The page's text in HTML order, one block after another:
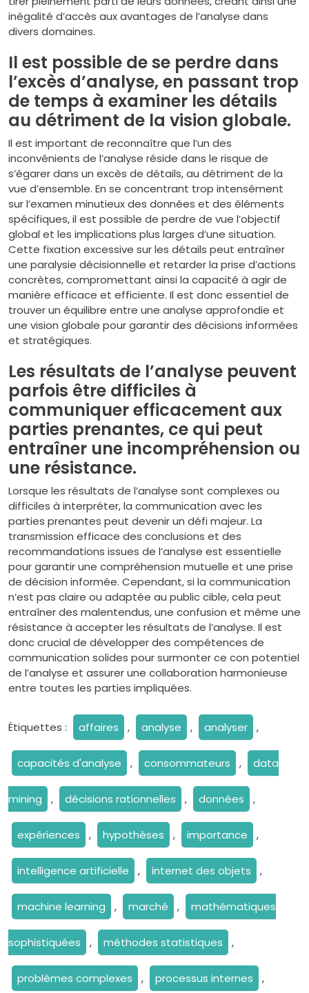
inégalité d’accès aux avantages de l’analyse dans
divers domaines.
Il est possible de se perdre dans
l’excès d’analyse, en passant trop
de temps à examiner les détails
au détriment de la vision globale.
Il est important de reconnaître que l’un des
inconvénients de l’analyse réside dans le risque de
s’égarer dans un excès de détails, au détriment de la
vue d’ensemble. En se concentrant trop intensément
sur l’examen minutieux des données et des éléments
spécifiques, il est possible de perdre de vue l’objectif
global et les implications plus larges d’une situation.
Cette fixation excessive sur les détails peut entraîner
une paralysie décisionnelle et retarder la prise d’actions
concrètes, compromettant ainsi la capacité à agir de
manière efficace et efficiente. Il est donc essentiel de
trouver un équilibre entre une analyse approfondie et
une vision globale pour garantir des décisions informées
et stratégiques.
Les résultats de l’analyse peuvent
parfois être difficiles à
communiquer efficacement aux
parties prenantes, ce qui peut
entraîner une incompréhension ou
une résistance.
Lorsque les résultats de l’analyse sont complexes ou
difficiles à interpréter, la communication avec les
parties prenantes peut devenir un défi majeur. La
transmission efficace des conclusions et des
recommandations issues de l’analyse est essentielle
pour garantir une compréhension mutuelle et une prise
de décision informée. Cependant, si la communication
n’est pas claire ou adaptée au public cible, cela peut
entraîner des malentendus, une confusion et même une
résistance à accepter les résultats de l’analyse. Il est
donc crucial de développer des compétences de
communication solides pour surmonter ce con potentiel
de l’analyse et assurer une collaboration harmonieuse
entre toutes les parties impliquées.
Étiquettes : affaires , analyse , analyser ,
capacités d'analyse , consommateurs , data
mining , décisions rationnelles , données ,
expériences , hypothèses , importance ,
intelligence artificielle , internet des objets ,
machine learning , marché , mathématiques
sophistiquées , méthodes statistiques ,
problèmes complexes , processus internes ,